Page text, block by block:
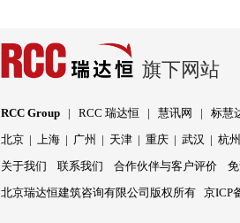
旗下网站
RCC Group |RCC 瑞达恒 |慧讯网 |标慧
北京 | 上海 | 广州 | 天津 |重庆 |武汉 |杭州
关于我们
联系我们 合作伙伴与客户评价
北京瑞达恒建筑咨询有限公司版权所有京ICP